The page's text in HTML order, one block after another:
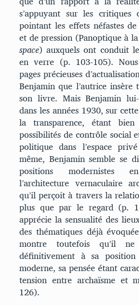
s’appuyant sur les critiques
pointant les effets néfastes
et de pression (Panoptique à
space) auxquels ont conduit
en verre (p. 103-105).
pages précieuses
Benjamin que l’autrice
son livre. Mais Benjamin
dans les années 1930, sur
la transparence, étant bien
possibilités de contrôle social
politique dans l’espace
même, Benjamin semble se
positions modernistes
l’architecture vernaculaire
qu’il perçoit à travers la
plus que par le regard (p.
apprécie la sensualité des
des thématiques déjà
montre toutefois qu’il
définitivement à sa
moderne, sa pensée étant
tension entre archaïsme et
126).